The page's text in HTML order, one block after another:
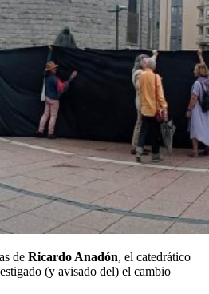
de Ricardo Anadón, el catedrático
(y avisado del) el cambio